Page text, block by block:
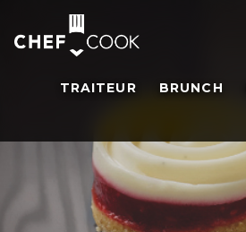
TRAITEUR BRUNCH